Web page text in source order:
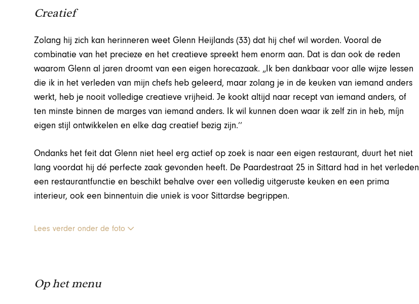
Creatief
Zolang hij zich kan herinneren weet Glenn Heijlands (33) dat hij chef wil worden. Vooral de
combinatie van het precieze en het creatieve spreekt hem enorm aan. Dat is dan ook de reden
waarom Glenn al jaren droomt van een eigen horecazaak. „Ik ben dankbaar voor alle wijze lessen
die ik in het verleden van mijn chefs heb geleerd, maar zolang je in de keuken van iemand anders
werkt, heb je nooit volledige creatieve vrijheid. Je kookt altijd naar recept van iemand anders, of
ten minste binnen de marges van iemand anders. Ik wil kunnen doen waar ik zelf zin in heb, míjn
eigen stijl ontwikkelen en elke dag creatief bezig zijn.’’
Ondanks het feit dat Glenn niet heel erg actief op zoek is naar een eigen restaurant, duurt het niet
lang voordat hij dé perfecte zaak gevonden heeft. De Paardestraat 25 in Sittard had in het verleden
een restaurantfunctie en beschikt behalve over een volledig uitgeruste keuken en een prima
interieur, ook een binnentuin die uniek is voor Sittardse begrippen.
Lees verder onder de foto
Op het menu